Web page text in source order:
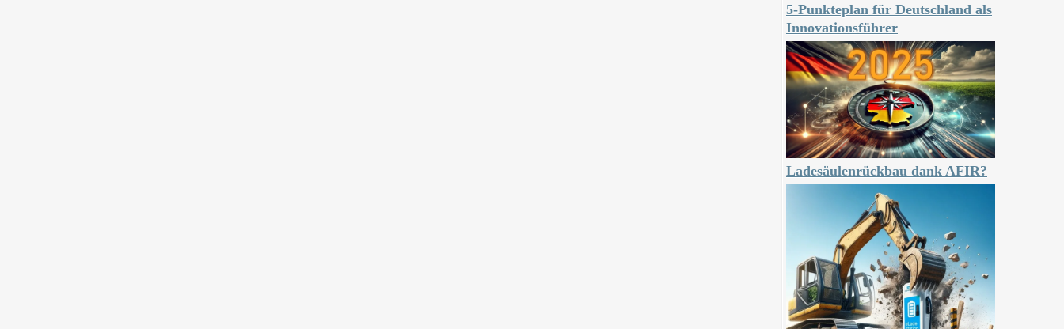
5-Punkteplan für Deutschland als
Innovationsführer
Ladesäulenrückbau dank AFIR?